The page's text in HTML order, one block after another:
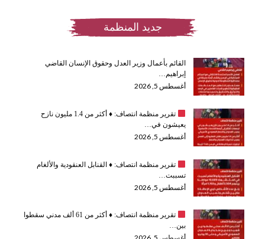
جديد المنظمة
القائم بأعمال وزير العدل وحقوق الإنسان القاضي
إبراهيم…
أغسطس 5, 2026
تقرير منظمة انتصاف: ♦️
أكثر من 1.4 مليون نازح
يعيشون في…
أغسطس 5, 2026
تقرير منظمة انتصاف: ♦️القنابل العنقودية والألغام
تسببت…
أغسطس 5, 2026
تقرير منظمة انتصاف: ♦️
أكثر من 61 ألف مدني سقطوا
بين…